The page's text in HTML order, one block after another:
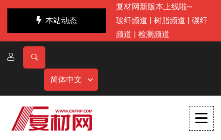
本站动态
复材网新版本上线啦~
玻纤频道 | 树脂频道 | 碳纤
频道 | 检测频道
简体中文